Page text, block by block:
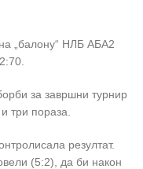
„балону“ НЛБ АБА2
за завршни турнир
три пораза.
резултат.
(5:2), да би након